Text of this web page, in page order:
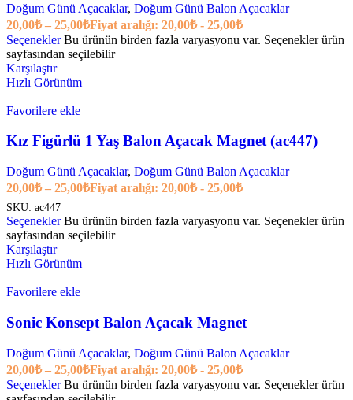
Doğum Günü Açacaklar, Doğum Günü Balon Açacaklar
20,00₺ – 25,00₺Fiyat aralığı: 20,00₺ - 25,00₺
Seçenekler Bu ürünün birden fazla varyasyonu var. Seçenekler ürün
sayfasından seçilebilir
Karşılaştır
Hızlı Görünüm
Favorilere ekle
Kız Figürlü 1 Yaş Balon Açacak Magnet (ac447)
Doğum Günü Açacaklar, Doğum Günü Balon Açacaklar
20,00₺ – 25,00₺Fiyat aralığı: 20,00₺ - 25,00₺
SKU: ac447
Seçenekler Bu ürünün birden fazla varyasyonu var. Seçenekler ürün
sayfasından seçilebilir
Karşılaştır
Hızlı Görünüm
Favorilere ekle
Sonic Konsept Balon Açacak Magnet
Doğum Günü Açacaklar, Doğum Günü Balon Açacaklar
20,00₺ – 25,00₺Fiyat aralığı: 20,00₺ - 25,00₺
Seçenekler Bu ürünün birden fazla varyasyonu var. Seçenekler ürün